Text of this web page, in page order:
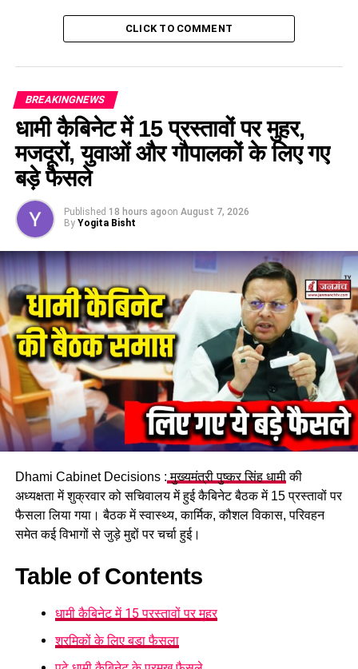
CLICK TO COMMENT
BREAKINGNEWS
धामी कैबिनेट में 15 प्रस्तावों पर मुहर,
मजदूरों, युवाओं और गौपालकों के लिए गए
बड़े फैसले
Published 18 hours agoon August 7, 2026
By Yogita Bisht
Dhami Cabinet Decisions :मुख्यमंत्री पुष्कर सिंह धामीकी
अध्यक्षता में शुक्रवार को सचिवालय में हुई कैबिनेट बैठक में 15 प्रस्तावों पर
फैसला लिया गया। बैठक में स्वास्थ्य, कार्मिक, कौशल विकास, परिवहन
समेत कई विभागों से जुड़े मुद्दों पर चर्चा हुई।
Table of Contents
धामी कैबिनेट में 15 प्रस्तावों पर मुहर
श्रमिकों के लिए बड़ा फैसला